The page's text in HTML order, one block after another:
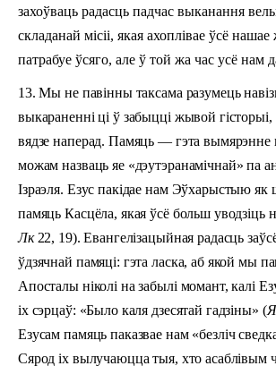
захоўваць радасць падчас выканання
складанай місіі, якая ахоплівае ўсё
патрабуе ўсяго, але ў той жа час усё нам
13. Мы не павінны таксама разумець
выкараненні ці ў забыцці жывой гісторыі,
вядзе наперад. Памяць — гэта
можам назваць яе «дэутэранамічнай» па
Ізраэля. Езус пакідае нам Эўхарыстыю
памяць Касцёла, якая ўсё больш уводзіць
Лк22, 19). Евангелізацыйная радасць
ўдзячнай памяці: гэта ласка, аб якой мы
Апосталы ніколі на забылі момант, калі
іх сэрцаў: «Было каля дзесятай гадзіны» (
Езусам памяць паказвае нам «безліч
Сярод іх вылучаюцца тыя, хто